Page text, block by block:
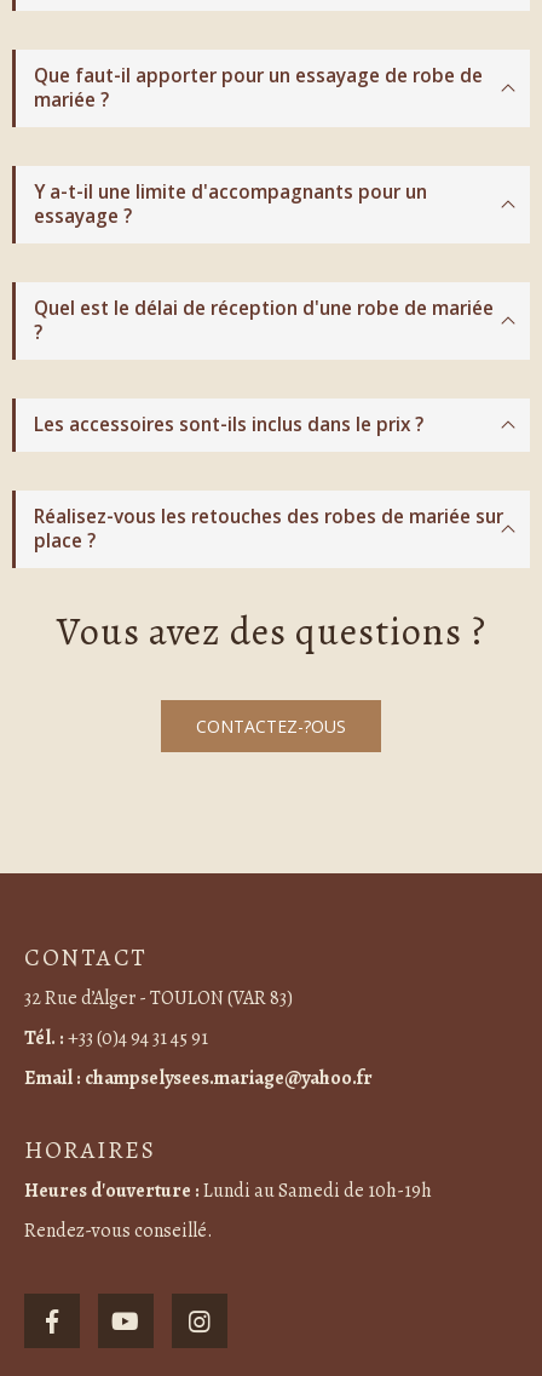
Que faut-il apporter pour un essayage de robe de
mariée ?
Y a-t-il une limite d'accompagnants pour un
essayage ?
Quel est le délai de réception d'une robe de mariée
?
Les accessoires sont-ils inclus dans le prix ?
Réalisez-vous les retouches des robes de mariée sur
place ?
Vous avez des questions ?
CONTACTEZ-?OUS
CONTACT
32 Rue d’Alger - TOULON (VAR 83)
Tél. :+33 (0)4 94 31 45 91
Email : champselysees.mariage@yahoo.fr
HORAIRES
Heures d'ouverture :Lundi au Samedi de 10h-19h
Rendez-vous conseillé.